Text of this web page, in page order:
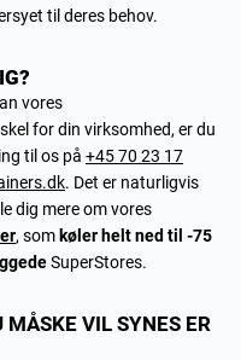
til deres behov.
vores
for din virksomhed, er du
til os på +45 70 23 17
. Det er naturligvis
dig mere om vores
, som køler helt ned til -75
SuperStores.
MÅSKE VIL SYNES ER